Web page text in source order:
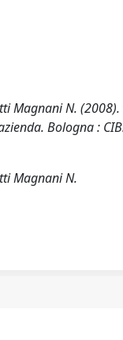
Magnani N.
Bologna :
Magnani N.